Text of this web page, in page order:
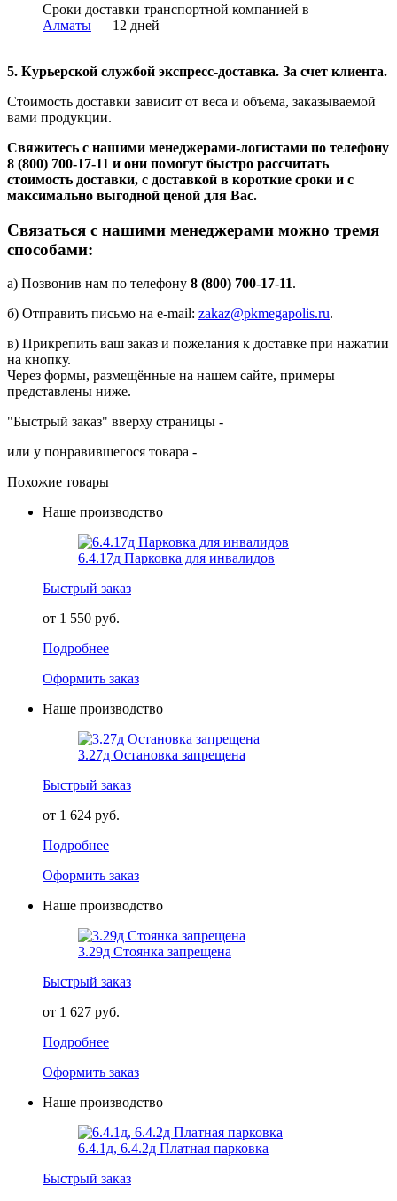
Сроки доставки транспортной компанией в
Алматы — 12 дней
5. Курьерской службой экспресс-доставка. За счет клиента.
Стоимость доставки зависит от веса и объема, заказываемой
вами продукции.
Свяжитесь с нашими менеджерами-логистами по телефону
8 (800) 700-17-11 и они помогут быстро рассчитать
стоимость доставки, с доставкой в короткие сроки и с
максимально выгодной ценой для Вас.
Связаться с нашими менеджерами можно тремя
способами:
а) Позвонив нам по телефону 8 (800) 700-17-11.
б) Отправить письмо на e-mail: zakaz@pkmegapolis.ru.
в) Прикрепить ваш заказ и пожелания к доставке при нажатии
на кнопку.
Через формы, размещённые на нашем сайте, примеры
представлены ниже.
"Быстрый заказ" вверху страницы -
или у понравившегося товара -
Похожие товары
Наше производство
6.4.17д Парковка для инвалидов
Быстрый заказ
от 1 550 руб.
Подробнее
Оформить заказ
Наше производство
3.27д Остановка запрещена
Быстрый заказ
от 1 624 руб.
Подробнее
Оформить заказ
Наше производство
3.29д Стоянка запрещена
Быстрый заказ
от 1 627 руб.
Подробнее
Оформить заказ
Наше производство
6.4.1д, 6.4.2д Платная парковка
Быстрый заказ